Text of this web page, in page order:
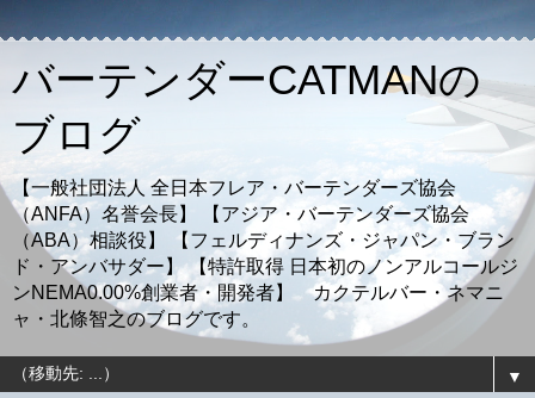
バーテンダーCATMANの
ブログ
【一般社団法人 全日本フレア・バーテンダーズ協会
（ANFA）名誉会長】 【アジア・バーテンダーズ協会
（ABA）相談役】 【フェルディナンズ・ジャパン・ブラン
ド・アンバサダー】 【特許取得 日本初のノンアルコールジ
ンNEMA0.00%創業者・開発者】 カクテルバー・ネマニ
ャ・北條智之のブログです。
▼